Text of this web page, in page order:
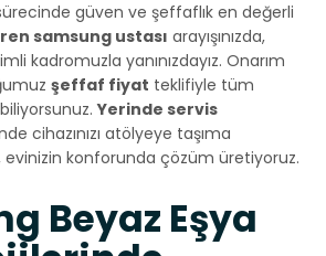
güven ve şeffaflık en değerli
samsung ustası arayışınızda,
kadromuzla yanınızdayız. Onarım
şeffaf fiyat teklifiyle tüm
Yerinde servis
cihazınızı atölyeye taşıma
evinizin konforunda çözüm üretiyoruz.
Beyaz Eşya